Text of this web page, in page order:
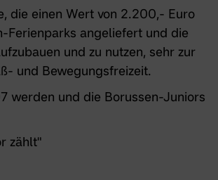
die einen Wert von 2.200,- Euro
Ferienparks angeliefert und die
und zu nutzen, sehr zur
und Bewegungsfreizeit.
werden und die Borussen-Juniors
zählt"